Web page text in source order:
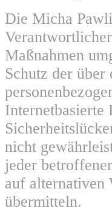
Die Micha
Maßnahmen
Schutz der über
Internetbasierte
nicht
jeder
auf alternativen
übermitteln.